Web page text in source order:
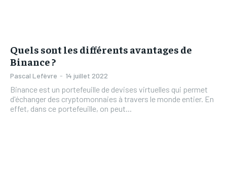
Quels sont les différents avantages de
Binance ?
Pascal Lefèvre - 14 juillet 2022
Binance est un portefeuille de devises virtuelles qui permet
d'échanger des cryptomonnaies à travers le monde entier. En
effet, dans ce portefeuille, on peut...